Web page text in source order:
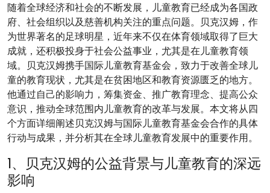
随着全球经济和社会的不断发展，儿童教育已经成为各国政
府、社会组织以及慈善机构关注的重点问题。贝克汉姆，作
为世界著名的足球明星，近年来不仅在体育领域取得了巨大
成就，还积极投身于社会公益事业，尤其是在儿童教育领
域。贝克汉姆携手国际儿童教育基金会，致力于改善全球儿
童的教育现状，尤其是在贫困地区和教育资源匮乏的地方。
他通过自己的影响力，筹集资金、推广教育理念、提高公众
意识，推动全球范围内儿童教育的改革与发展。本文将从四
个方面详细阐述贝克汉姆与国际儿童教育基金会合作的具体
行动与成果，并分析其在全球儿童教育发展中的重要作用。
1、贝克汉姆的公益背景与儿童教育的深远
影响